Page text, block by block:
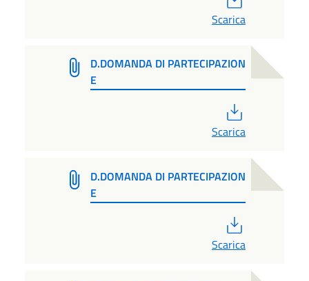
Scarica
D.DOMANDA DI PARTECIPAZION
E
Scarica
D.DOMANDA DI PARTECIPAZION
E
Scarica